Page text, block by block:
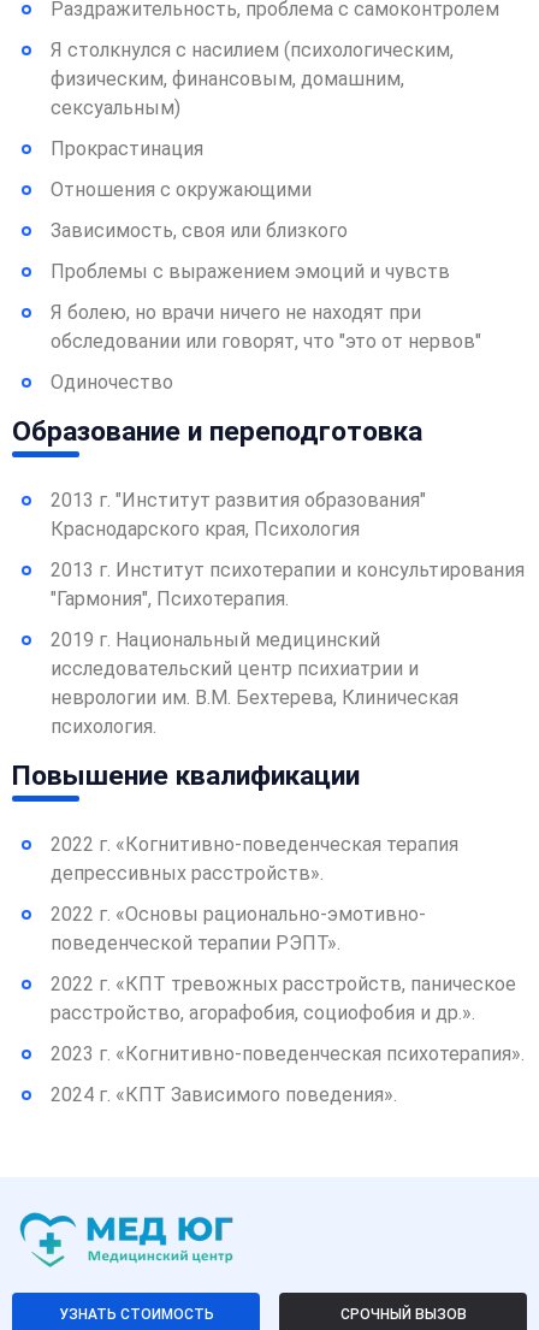
Раздражительность, проблема с самоконтролем
Я столкнулся с насилием (психологическим,
физическим, финансовым, домашним,
сексуальным)
Прокрастинация
Отношения с окружающими
Зависимость, своя или близкого
Проблемы с выражением эмоций и чувств
Я болею, но врачи ничего не находят при
обследовании или говорят, что "это от нервов"
Одиночество
Образование и переподготовка
2013 г. "Институт развития образования"
Краснодарского края, Психология
2013 г. Институт психотерапии и консультирования
"Гармония", Психотерапия.
2019 г. Национальный медицинский
исследовательский центр психиатрии и
неврологии им. В.М. Бехтерева, Клиническая
психология.
Повышение квалификации
2022 г. «Когнитивно-поведенческая терапия
депрессивных расстройств».
2022 г. «Основы рационально-эмотивно-
поведенческой терапии РЭПТ».
2022 г. «КПТ тревожных расстройств, паническое
расстройство, агорафобия, социофобия и др.».
2023 г. «Когнитивно-поведенческая психотерапия».
2024 г. «КПТ Зависимого поведения».
УЗНАТЬ СТОИМОСТЬ СРОЧНЫЙ ВЫЗОВ